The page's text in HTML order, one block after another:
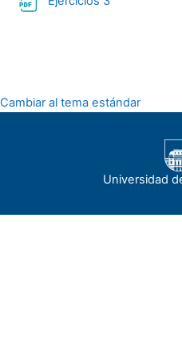
Cambiar al tema estándar
Universidad